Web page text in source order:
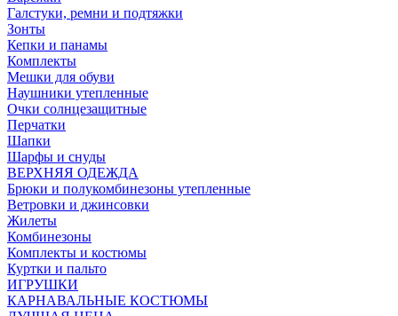
Галстуки, ремни и подтяжки
Зонты
Кепки и панамы
Комплекты
Мешки для обуви
Наушники утепленные
Очки солнцезащитные
Перчатки
Шапки
Шарфы и снуды
ВЕРХНЯЯ ОДЕЖДА
Брюки и полукомбинезоны утепленные
Ветровки и джинсовки
Жилеты
Комбинезоны
Комплекты и костюмы
Куртки и пальто
ИГРУШКИ
КАРНАВАЛЬНЫЕ КОСТЮМЫ